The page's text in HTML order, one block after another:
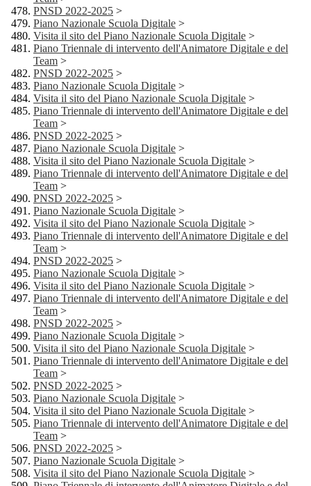
PNSD 2022-2025 >
Piano Nazionale Scuola Digitale >
Visita il sito del Piano Nazionale Scuola Digitale >
Piano Triennale di intervento dell'Animatore Digitale e del
Team >
PNSD 2022-2025 >
Piano Nazionale Scuola Digitale >
Visita il sito del Piano Nazionale Scuola Digitale >
Piano Triennale di intervento dell'Animatore Digitale e del
Team >
PNSD 2022-2025 >
Piano Nazionale Scuola Digitale >
Visita il sito del Piano Nazionale Scuola Digitale >
Piano Triennale di intervento dell'Animatore Digitale e del
Team >
PNSD 2022-2025 >
Piano Nazionale Scuola Digitale >
Visita il sito del Piano Nazionale Scuola Digitale >
Piano Triennale di intervento dell'Animatore Digitale e del
Team >
PNSD 2022-2025 >
Piano Nazionale Scuola Digitale >
Visita il sito del Piano Nazionale Scuola Digitale >
Piano Triennale di intervento dell'Animatore Digitale e del
Team >
PNSD 2022-2025 >
Piano Nazionale Scuola Digitale >
Visita il sito del Piano Nazionale Scuola Digitale >
Piano Triennale di intervento dell'Animatore Digitale e del
Team >
PNSD 2022-2025 >
Piano Nazionale Scuola Digitale >
Visita il sito del Piano Nazionale Scuola Digitale >
Piano Triennale di intervento dell'Animatore Digitale e del
Team >
PNSD 2022-2025 >
Piano Nazionale Scuola Digitale >
Visita il sito del Piano Nazionale Scuola Digitale >